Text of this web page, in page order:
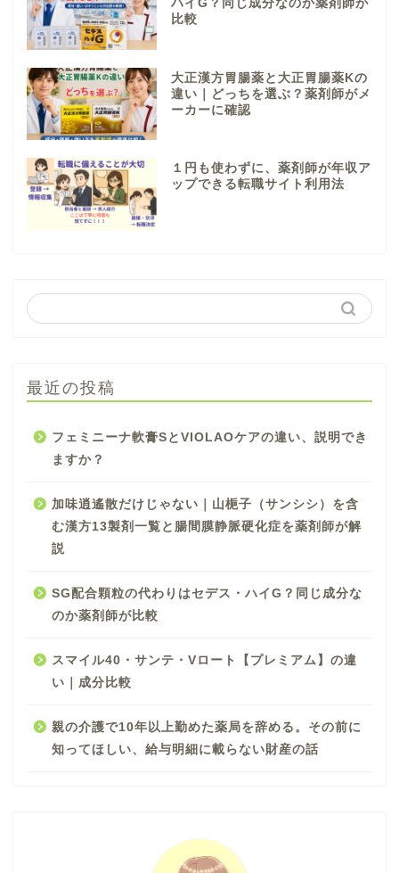
ハイG？同じ成分なのか薬剤師が
比較
大正漢方胃腸薬と大正胃腸薬Kの
違い｜どっちを選ぶ？薬剤師がメ
ーカーに確認
１円も使わずに、薬剤師が年収ア
ップできる転職サイト利用法
最近の投稿
フェミニーナ軟膏SとVIOLAOケアの違い、説明でき
ますか？
加味逍遙散だけじゃない｜山梔子（サンシシ）を含
む漢方13製剤一覧と腸間膜静脈硬化症を薬剤師が解
説
SG配合顆粒の代わりはセデス・ハイG？同じ成分な
のか薬剤師が比較
スマイル40・サンテ・Vロート【プレミアム】の違
い｜成分比較
親の介護で10年以上勤めた薬局を辞める。その前に
知ってほしい、給与明細に載らない財産の話